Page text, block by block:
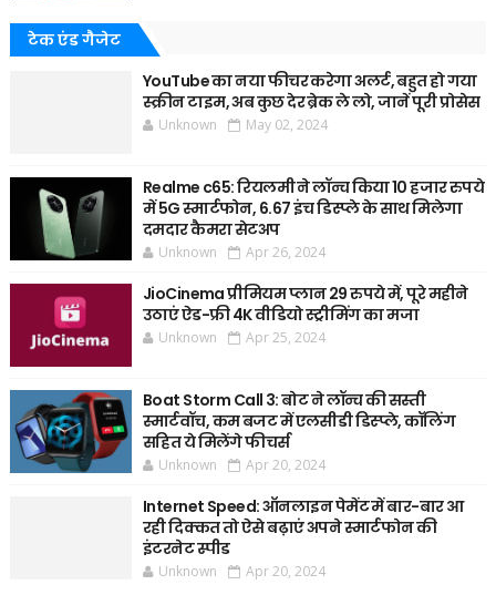
टेक एंड गैजेट
YouTube का नया फीचर करेगा अलर्ट, बहुत हो गया
स्क्रीन टाइम, अब कुछ देर ब्रेक ले लो, जानें पूरी प्रोसेस
Unknown May 02, 2024
Realme c65: रियलमी ने लॉन्च किया 10 हजार रुपये
में 5G स्मार्टफोन, 6.67 इंच डिस्प्ले के साथ मिलेगा
दमदार कैमरा सेटअप
Unknown Apr 26, 2024
JioCinema प्रीमियम प्लान 29 रुपये में, पूरे महीने
उठाएं ऐड-फ्री 4K वीडियो स्ट्रीमिंग का मजा
Unknown Apr 25, 2024
Boat Storm Call 3: बोट ने लॉन्च की सस्ती
स्मार्टवॉच, कम बजट में एलसीडी डिस्प्ले, कॉलिंग
सहित ये मिलेंगे फीचर्स
Unknown Apr 20, 2024
Internet Speed: ऑनलाइन पेमेंट में बार-बार आ
रही दिक्कत तो ऐसे बढ़ाएं अपने स्मार्टफोन की
इंटरनेट स्पीड
Unknown Apr 20, 2024